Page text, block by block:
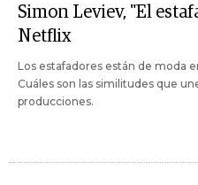
Simon Leviev, "El
Netflix
Los estafadores están de moda
Cuáles son las similitudes que
producciones.